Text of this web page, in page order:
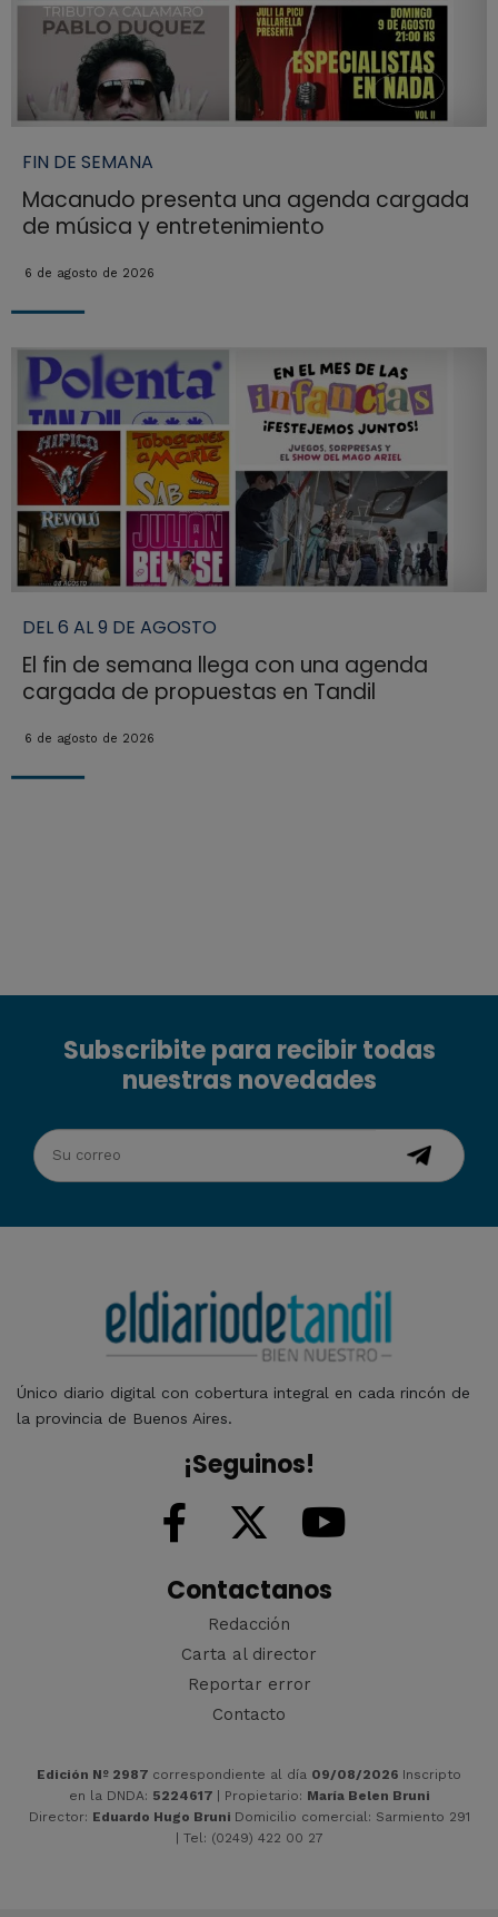
FIN DE SEMANA
Macanudo presenta una agenda cargada
de música y entretenimiento
6 de agosto de 2026
DEL 6 AL 9 DE AGOSTO
El fin de semana llega con una agenda
cargada de propuestas en Tandil
6 de agosto de 2026
Subscribite para recibir todas
nuestras novedades
Único diario digital con cobertura integral en cada rincón de
la provincia de Buenos Aires.
¡Seguinos!
Contactanos
Redacción
Carta al director
Reportar error
Contacto
Edición Nº 2987 correspondiente al día 09/08/2026 Inscripto
en la DNDA: 5224617 | Propietario: María Belen Bruni
Director: Eduardo Hugo Bruni Domicilio comercial: Sarmiento 291
| Tel: (0249) 422 00 27